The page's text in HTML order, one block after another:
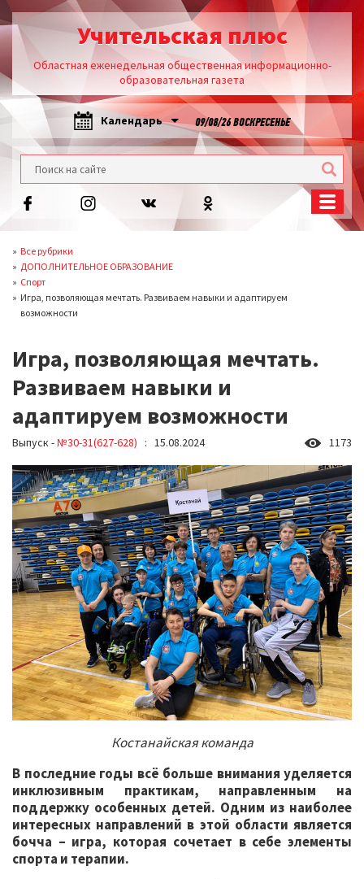
Учительская плюс
Областная еженедельная общественная информационно-
образовательная газета
Календарь 09/08/26 ВОСКРЕСЕНЬЕ
Все рубрики
ДОПОЛНИТЕЛЬНОЕ ОБРАЗОВАНИЕ
Спорт
Игра, позволяющая мечтать. Развиваем навыки и адаптируем
возможности
Игра, позволяющая мечтать.
Развиваем навыки и
адаптируем возможности
Выпуск -№30-31(627-628) : 15.08.2024 1173
Костанайская команда
В последние годы всё больше внимания уделяется
инклюзивным практикам, направленным на
поддержку особенных детей. Одним из наиболее
интересных направлений в этой области является
бочча – игра, которая сочетает в себе элементы
спорта и терапии.